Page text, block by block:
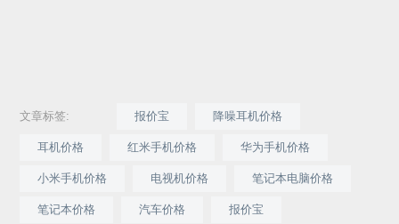
文章标签: 报价宝 降噪耳机价格
耳机价格 红米手机价格 华为手机价格
小米手机价格 电视机价格 笔记本电脑价格
笔记本价格 汽车价格 报价宝